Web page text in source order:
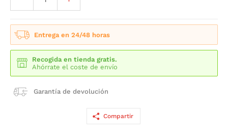
Entrega en 24/48 horas
Recogida en tienda gratis.
Ahórrate el coste de envío
Garantía de devolución
Compartir